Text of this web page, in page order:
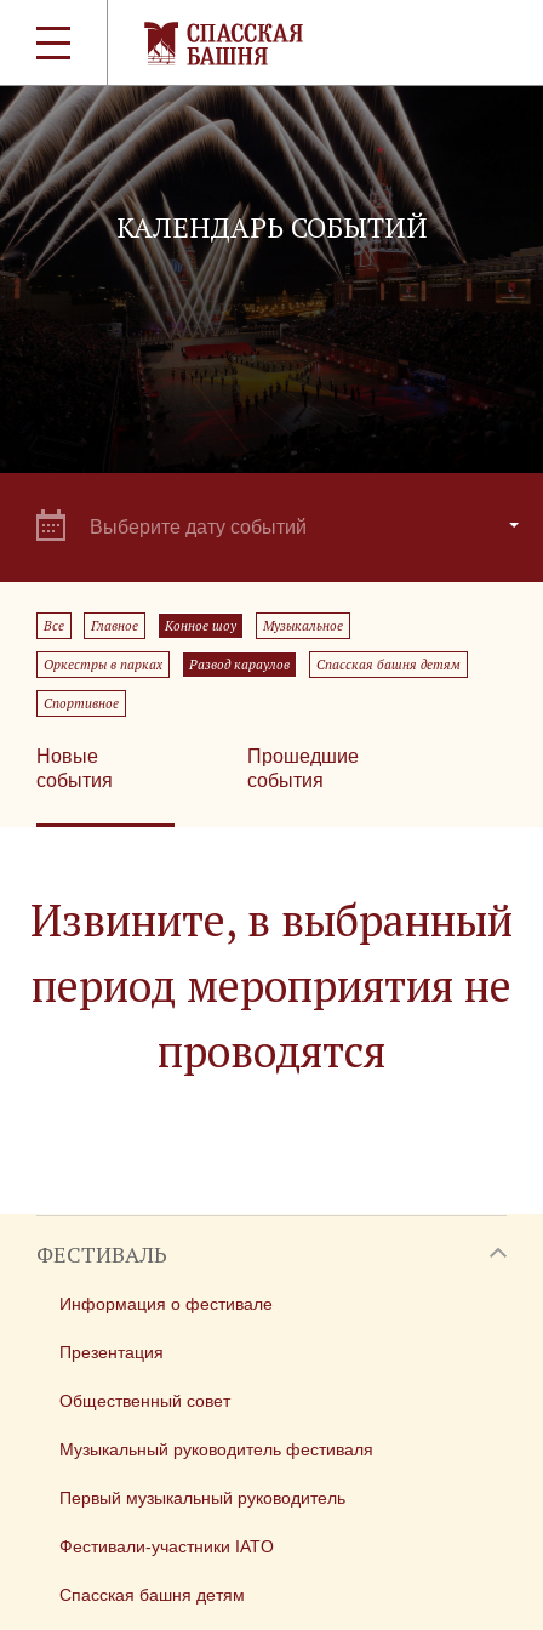
КАЛЕНДАРЬ СОБЫТИЙ
Выберите дату событий
Все Главное Конное шоу Музыкальное
Оркестры в парках Развод караулов Спасская башня детям
Спортивное
Новые
события
Прошедшие
события
Извините, в выбранный
период мероприятия не
проводятся
ФЕСТИВАЛЬ
Информация о фестивале
Презентация
Общественный совет
Музыкальный руководитель фестиваля
Первый музыкальный руководитель
Фестивали-участники IATO
Спасская башня детям